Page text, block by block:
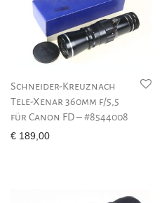
Schneider-Kreuznach
Tele-Xenar 360mm f/5,5
für Canon FD – #8544008
€ 189,00